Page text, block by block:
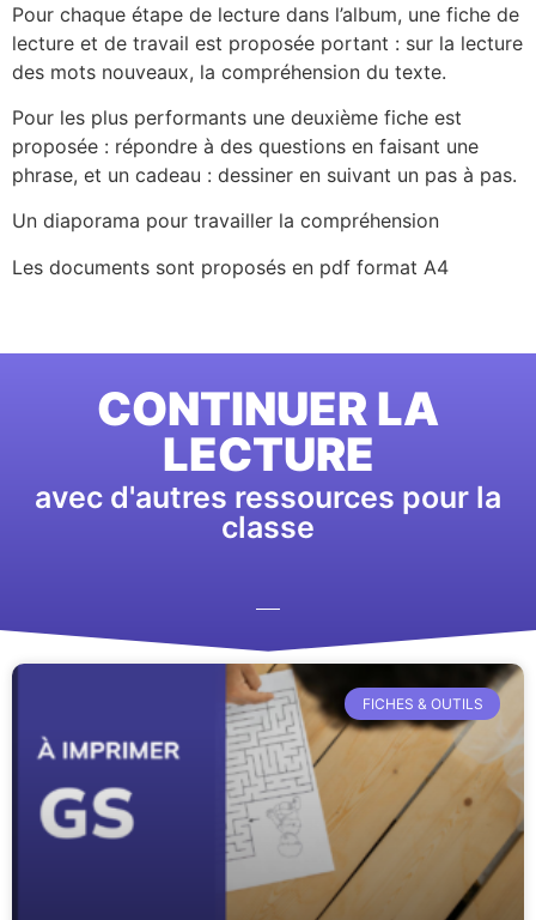
Pour chaque étape de lecture dans l’album, une fiche de
lecture et de travail est proposée portant : sur la lecture
des mots nouveaux, la compréhension du texte.
Pour les plus performants une deuxième fiche est
proposée : répondre à des questions en faisant une
phrase, et un cadeau : dessiner en suivant un pas à pas.
Un diaporama pour travailler la compréhension
Les documents sont proposés en pdf format A4
CONTINUER LA
LECTURE
avec d'autres ressources pour la
classe
FICHES & OUTILS